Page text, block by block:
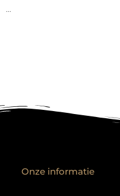
Onze informatie